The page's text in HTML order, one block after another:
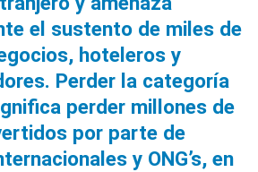
el sustento de miles de
hoteleros y
Perder la categoría
perder millones de
por parte de
y ONG’s, en